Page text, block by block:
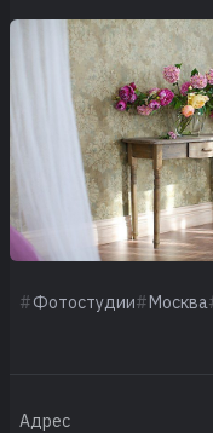
Фотостудии Москва
Адрес